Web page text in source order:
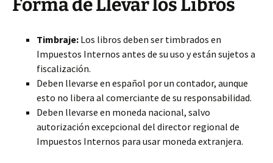
Forma de Llevar los Libros
Timbraje: Los libros deben ser timbrados en
Impuestos Internos antes de su uso y están sujetos a
fiscalización.
Deben llevarse en español por un contador, aunque
esto no libera al comerciante de su responsabilidad.
Deben llevarse en moneda nacional, salvo
autorización excepcional del director regional de
Impuestos Internos para usar moneda extranjera.